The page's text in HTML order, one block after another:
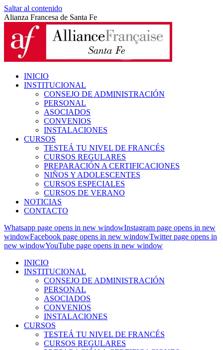
Saltar al contenido
Alianza Francesa de Santa Fe
INICIO
INSTITUCIONAL
CONSEJO DE ADMINISTRACIÓN
PERSONAL
ASOCIADOS
CONVENIOS
INSTALACIONES
CURSOS
TESTEÁ TU NIVEL DE FRANCÉS
CURSOS REGULARES
PREPARACIÓN A CERTIFICACIONES
NIÑOS Y ADOLESCENTES
CURSOS ESPECIALES
CURSOS DE VERANO
NOTICIAS
CONTACTO
Whatsapp page opens in new windowInstagram page opens in new
windowFacebook page opens in new windowTwitter page opens in
new windowYouTube page opens in new window
INICIO
INSTITUCIONAL
CONSEJO DE ADMINISTRACIÓN
PERSONAL
ASOCIADOS
CONVENIOS
INSTALACIONES
CURSOS
TESTEÁ TU NIVEL DE FRANCÉS
CURSOS REGULARES